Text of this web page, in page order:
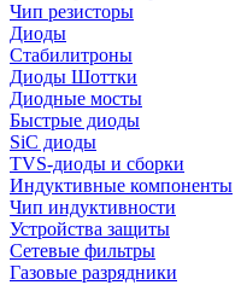
Чип резисторы
Диоды
Стабилитроны
Диоды Шоттки
Диодные мосты
Быстрые диоды
SiC диоды
TVS-диоды и сборки
Индуктивные компоненты
Чип индуктивности
Устройства защиты
Сетевые фильтры
Газовые разрядники